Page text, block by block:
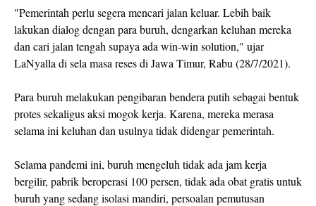
"Pemerintah perlu segera mencari jalan keluar. Lebih baik
lakukan dialog dengan para buruh, dengarkan keluhan mereka
dan cari jalan tengah supaya ada win-win solution," ujar
LaNyalla di sela masa reses di Jawa Timur, Rabu (28/7/2021).
Para buruh melakukan pengibaran bendera putih sebagai bentuk
protes sekaligus aksi mogok kerja. Karena, mereka merasa
selama ini keluhan dan usulnya tidak didengar pemerintah.
Selama pandemi ini, buruh mengeluh tidak ada jam kerja
bergilir, pabrik beroperasi 100 persen, tidak ada obat gratis untuk
buruh yang sedang isolasi mandiri, persoalan pemutusan